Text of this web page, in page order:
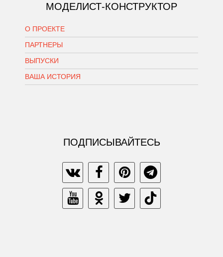
МОДЕЛИСТ-КОНСТРУКТОР
О ПРОЕКТЕ
ПАРТНЕРЫ
ВЫПУСКИ
ВАША ИСТОРИЯ
ПОДПИСЫВАЙТЕСЬ